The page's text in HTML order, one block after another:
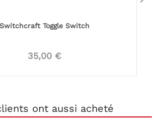
Switchcraft Toggle Switch
35,00 €
ont aussi acheté